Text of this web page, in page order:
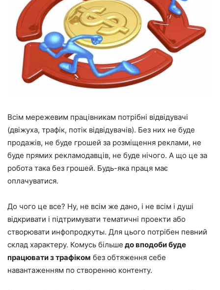
Всім мережевим працівникам потрібні відвідувачі
(двіжуха, трафік, потік відвідувачів). Без них не буде
продажів, не буде грошей за розміщення реклами, не
буде прямих рекламодавців, не буде нічого. А що це за
робота така без грошей. Будь-яка праця має
оплачуватися.
До чого це все? Ну, не всім же дано, і не всім і душі
відкривати і підтримувати тематичні проекти або
створювати инфопродкуты. Для цього потрібен певний
склад характеру. Комусь більше до вподоби буде
працювати з трафіком без обтяження себе
навантаженням по створенню контенту.